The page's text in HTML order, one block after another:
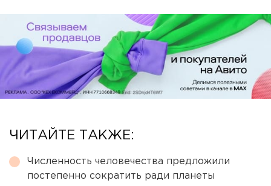
ЧИТАЙТЕ ТАКЖЕ:
Численность человечества предложили
постепенно сократить ради планеты